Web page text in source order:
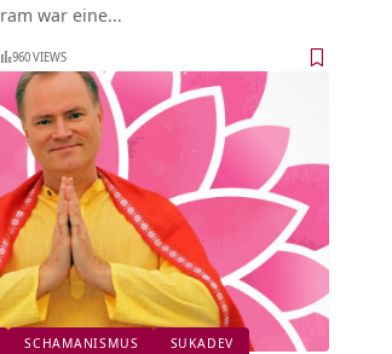
war eine…
960 VIEWS
SCHAMANISMUS SUKADEV